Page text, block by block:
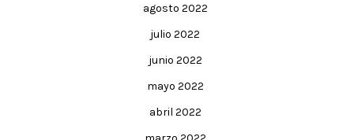
agosto 2022
julio 2022
junio 2022
mayo 2022
abril 2022